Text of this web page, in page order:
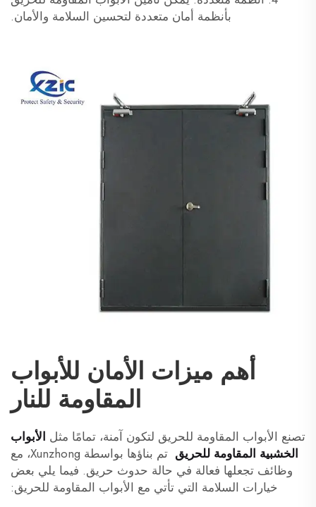
بأنظمة أمان متعددة لتحسين السلامة والأمان.
أهم ميزات الأمان للأبواب
المقاومة للنار
تصنع الأبواب المقاومة للحريق لتكون آمنة، تمامًا مثل الأبواب
الخشبية المقاومة للحريق
تم بناؤها بواسطة Xunzhong، مع
وظائف تجعلها فعالة في حالة حدوث حريق. فيما يلي بعض
خيارات السلامة التي تأتي مع الأبواب المقاومة للحريق: